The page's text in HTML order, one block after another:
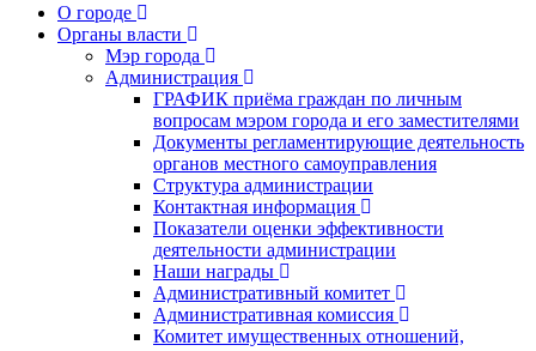
О городе
Органы власти
Мэр города
Администрация
ГРАФИК приёма граждан по личным
вопросам мэром города и его заместителями
Документы регламентирующие деятельность
органов местного самоуправления
Структура администрации
Контактная информация
Показатели оценки эффективности
деятельности администрации
Наши награды
Административный комитет
Административная комиссия
Комитет имущественных отношений,